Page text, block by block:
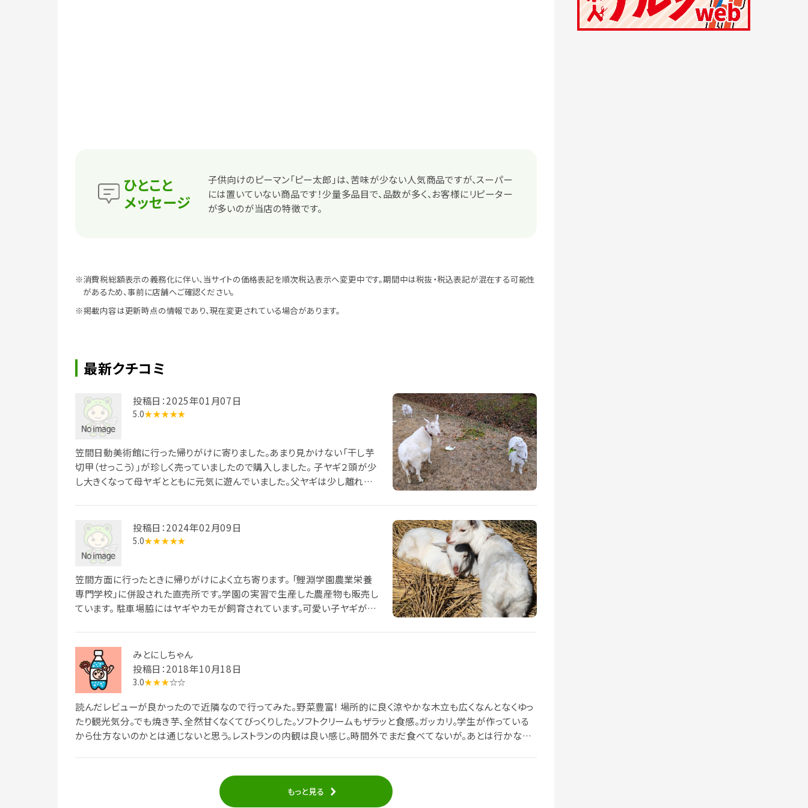
ひとこと
メッセージ
子供向けのピーマン「ピー太郎」は、苦味が少ない人気商品ですが、スーパー
には置いていない商品です！少量多品目で、品数が多く、お客様にリピーター
が多いのが当店の特徴です。
※消費税総額表示の義務化に伴い、当サイトの価格表記を順次税込表示へ変更中です。期間中は税抜・税込表記が混在する可能性
があるため、事前に店舗へご確認ください。
※掲載内容は更新時点の情報であり、現在変更されている場合があります。
最新クチコミ
投稿日：2025年01月07日
5.0★★★★★
笠間日動美術館に行った帰りがけに寄りました。あまり見かけない「干し芋
切甲（せっこう）」が珍しく売っていましたので購入しました。 子ヤギ２頭が少
し大きくなって母ヤギとともに元気に遊んでいました。父ヤギは少し離れた
投稿日：2024年02月09日
5.0★★★★★
笠間方面に行ったときに帰りがけによく立ち寄ります。 「鯉淵学園農業栄養
専門学校」に併設された直売所です。学園の実習で生産した農産物も販売し
ています。 駐車場脇にはヤギやカモが飼育されています。可愛い子ヤギが2
みとにしちゃん
投稿日：2018年10月18日
3.0★★★☆☆
読んだレビューが良かったので近隣なので行ってみた。野菜豊富! 場所的に良く涼やかな木立も広くなんとなくゆっ
たり観光気分。でも焼き芋、全然甘くなくてびっくりした。ソフトクリームもザラッと食感。ガッカリ。学生が作っている
から仕方ないのかとは通じないと思う。レストランの内観は良い感じ。時間外でまだ食べてないが。あとは行かない
もっと見る